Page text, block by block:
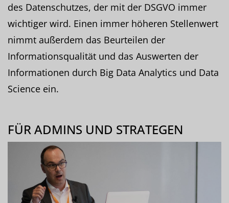
des Datenschutzes, der mit der DSGVO immer
wichtiger wird. Einen immer höheren Stellenwert
nimmt außerdem das Beurteilen der
Informationsqualität und das Auswerten der
Informationen durch Big Data Analytics und Data
Science ein.
FÜR ADMINS UND STRATEGEN